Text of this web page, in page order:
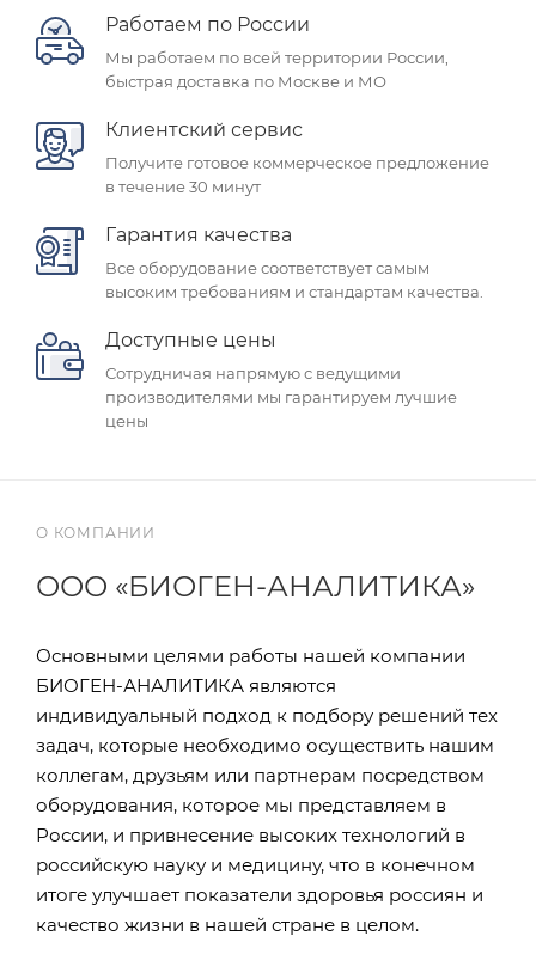
Работаем по России
Мы работаем по всей территории России,
быстрая доставка по Москве и МО
Клиентский сервис
Получите готовое коммерческое предложение
в течение 30 минут
Гарантия качества
Все оборудование соответствует самым
высоким требованиям и стандартам качества.
Доступные цены
Сотрудничая напрямую с ведущими
производителями мы гарантируем лучшие
цены
О КОМПАНИИ
ООО «БИОГЕН-АНАЛИТИКА»
Основными целями работы нашей компании
БИОГЕН-АНАЛИТИКА являются
индивидуальный подход к подбору решений тех
задач, которые необходимо осуществить нашим
коллегам, друзьям или партнерам посредством
оборудования, которое мы представляем в
России, и привнесение высоких технологий в
российскую науку и медицину, что в конечном
итоге улучшает показатели здоровья россиян и
качество жизни в нашей стране в целом.